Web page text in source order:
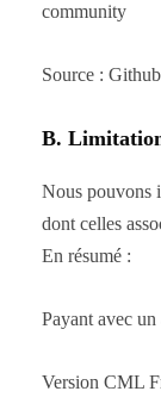
community
Source :
B.
Nous pouvons
dont celles
En résumé :
Payant avec
Version CML